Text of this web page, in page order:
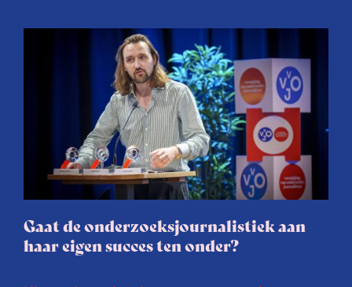
afgelopen twee jaar te maken met
juridische dreiging of een juridische
procedure rond het eigen werk. Dat kost
journalisten tijd, ook ervaren zij stress en
soms worden publicaties aangepast of
gaat de hele publicatie zelfs niet door.
Gaat de onderzoeksjournalistiek aan
haar eigen succes ten onder?